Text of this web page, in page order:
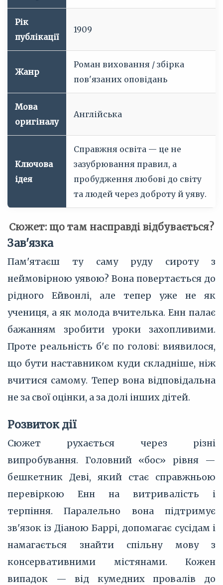
Рік
публікації
1909
Жанр
Роман виховання / збірка
пов'язаних оповідань
Мова
оригіналу
Англійська
Ключова
ідея
Справжня освіта — це не
зазубрювання правил, а
пробудження любові до світу
та людей через доброту й уяву.
Сюжет: що там насправді відбувається?
Зав'язка
Пам'ятаєш ту саму руду сироту з
неймовірною уявою? Вона повертається до
рідного Ейвонлі, але тепер уже не як
учениця, а як молода вчителька. Енн палає
бажанням зробити уроки захопливими.
Проте реальність б'є по голові: виявилося,
що бути наставником куди складніше, ніж
вчитися самому. Тепер вона відповідальна
не за свої оцінки, а за долі інших дітей.
Розвиток дії
Сюжет рухається через різні
випробування. Головний «бос» рівня —
бешкетник Деві, який стає справжньою
перевіркою Енн на витривалість і
терпіння. Паралельно вона підтримує
зв'язок із Діаною Баррі, допомагає сусідам і
намагається знайти спільну мову з
консервативними містянами. Кожен
випадок — від кумедних провалів до